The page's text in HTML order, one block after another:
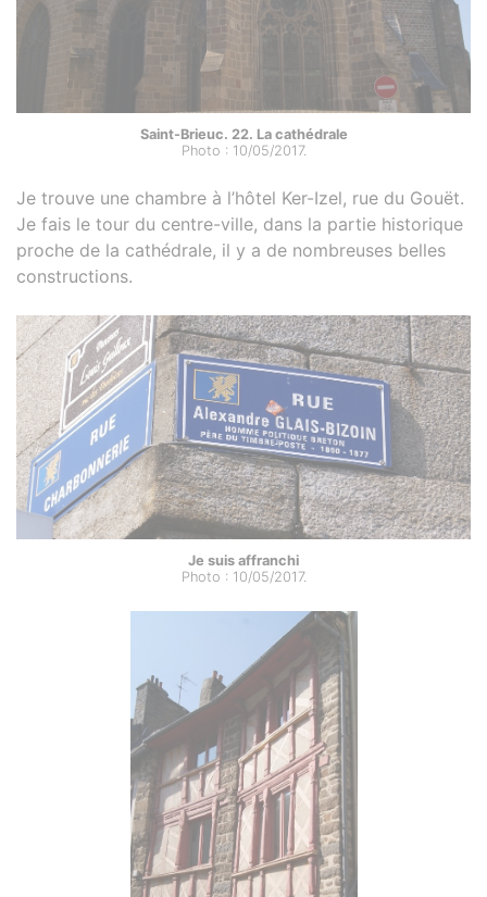
Saint-Brieuc. 22. La cathédrale
Photo : 10/05/2017.
Je trouve une chambre à l’hôtel Ker-Izel, rue du Gouët.
Je fais le tour du centre-ville, dans la partie historique
proche de la cathédrale, il y a de nombreuses belles
constructions.
Je suis affranchi
Photo : 10/05/2017.